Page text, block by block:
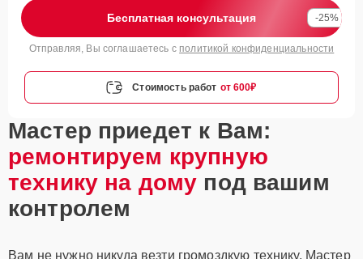
Бесплатная консультация -25%
Отправляя, Вы соглашаетесь с политикой конфиденциальности
Стоимость работ от 600₽
Мастер приедет к Вам:
ремонтируем крупную
технику на дому под вашим
контролем
Вам не нужно никуда везти громоздкую технику. Мастер